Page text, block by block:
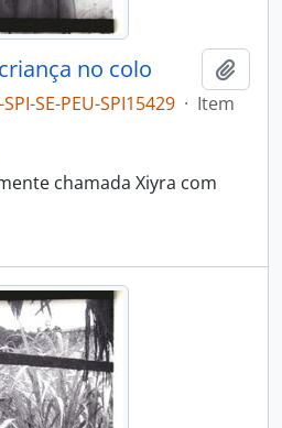
no colo
SE-PEU-SPI15429 · Item
chamada Xiyra com